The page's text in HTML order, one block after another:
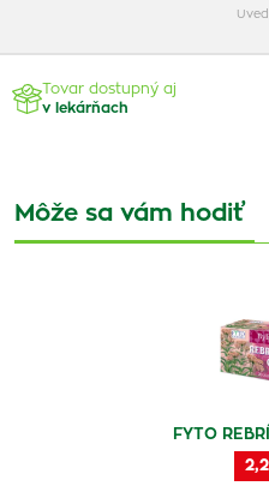
Tovar dostupný aj
v lekárňach
Môže sa vám hodiť
FYTO